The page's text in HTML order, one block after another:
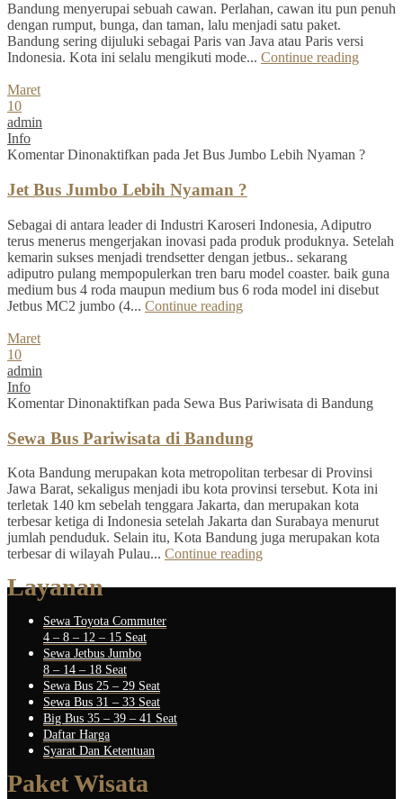
Bandung menyerupai sebuah cawan. Perlahan, cawan itu pun penuh
dengan rumput, bunga, dan taman, lalu menjadi satu paket.
Bandung sering dijuluki sebagai Paris van Java atau Paris versi
Indonesia. Kota ini selalu mengikuti mode... Continue reading
Maret
10
admin
Info
Komentar Dinonaktifkan pada Jet Bus Jumbo Lebih Nyaman ?
Jet Bus Jumbo Lebih Nyaman ?
Sebagai di antara leader di Industri Karoseri Indonesia, Adiputro
terus menerus mengerjakan inovasi pada produk produknya. Setelah
kemarin sukses menjadi trendsetter dengan jetbus.. sekarang
adiputro pulang mempopulerkan tren baru model coaster. baik guna
medium bus 4 roda maupun medium bus 6 roda model ini disebut
Jetbus MC2 jumbo (4... Continue reading
Maret
10
admin
Info
Komentar Dinonaktifkan pada Sewa Bus Pariwisata di Bandung
Sewa Bus Pariwisata di Bandung
Kota Bandung merupakan kota metropolitan terbesar di Provinsi
Jawa Barat, sekaligus menjadi ibu kota provinsi tersebut. Kota ini
terletak 140 km sebelah tenggara Jakarta, dan merupakan kota
terbesar ketiga di Indonesia setelah Jakarta dan Surabaya menurut
jumlah penduduk. Selain itu, Kota Bandung juga merupakan kota
terbesar di wilayah Pulau... Continue reading
Layanan
Sewa Toyota Commuter
4 – 8 – 12 – 15 Seat
Sewa Jetbus Jumbo
8 – 14 – 18 Seat
Sewa Bus 25 – 29 Seat
Sewa Bus 31 – 33 Seat
Big Bus 35 – 39 – 41 Seat
Daftar Harga
Syarat Dan Ketentuan
Paket Wisata